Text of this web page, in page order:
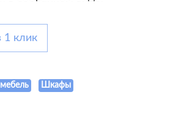
1 клик
Шкафы